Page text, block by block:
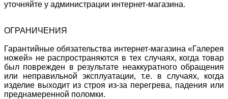
уточняйте у администрации интернет-магазина.
ОГРАНИЧЕНИЯ
Гарантийные обязательства интернет-магазина «Галерея
ножей» не распространяются в тех случаях, когда товар
был поврежден в результате неаккуратного обращения
или неправильной эксплуатации, т.е. в случаях, когда
изделие выходит из строя из-за перегрева, падения или
преднамеренной поломки.